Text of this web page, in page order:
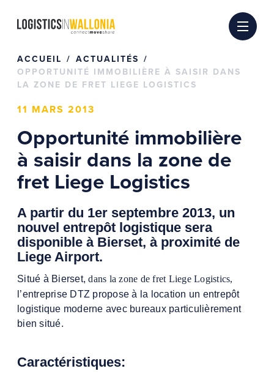
ACCUEIL
ACTUALITÉS
OPPORTUNITÉ IMMOBILIÈRE À SAISIR DANS
LA ZONE DE FRET LIEGE LOGISTICS
11 MARS 2013
Opportunité immobilière
à saisir dans la zone de
fret Liege Logistics
A partir du 1er septembre 2013, un
nouvel entrepôt logistique sera
disponible à Bierset, à proximité de
Liege Airport.
Situé à Bierset,dans la zone de fret Liege Logistics,
l’entreprise DTZ propose à la location un entrepôt
logistique moderne avec bureaux particulièrement
bien situé.
Caractéristiques: